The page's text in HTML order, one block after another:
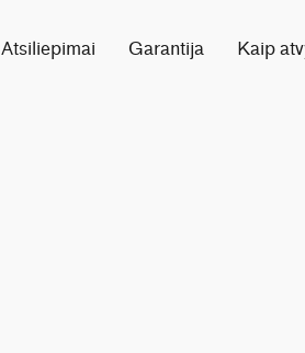
Atsiliepimai Garantija Kaip